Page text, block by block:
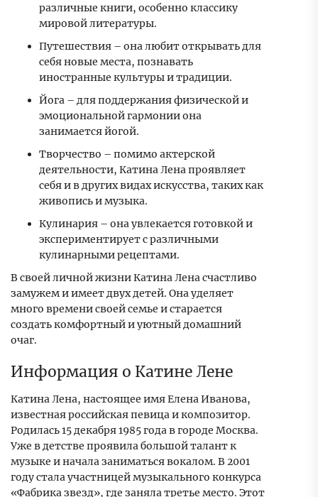
различные книги, особенно классику
мировой литературы.
Путешествия – она любит открывать для
себя новые места, познавать
иностранные культуры и традиции.
Йога – для поддержания физической и
эмоциональной гармонии она
занимается йогой.
Творчество – помимо актерской
деятельности, Катина Лена проявляет
себя и в других видах искусства, таких как
живопись и музыка.
Кулинария – она увлекается готовкой и
экспериментирует с различными
кулинарными рецептами.
В своей личной жизни Катина Лена счастливо
замужем и имеет двух детей. Она уделяет
много времени своей семье и старается
создать комфортный и уютный домашний
очаг.
Информация о Катине Лене
Катина Лена, настоящее имя Елена Иванова,
известная российская певица и композитор.
Родилась 15 декабря 1985 года в городе Москва.
Уже в детстве проявила большой талант к
музыке и начала заниматься вокалом. В 2001
году стала участницей музыкального конкурса
«Фабрика звезд», где заняла третье место. Этот